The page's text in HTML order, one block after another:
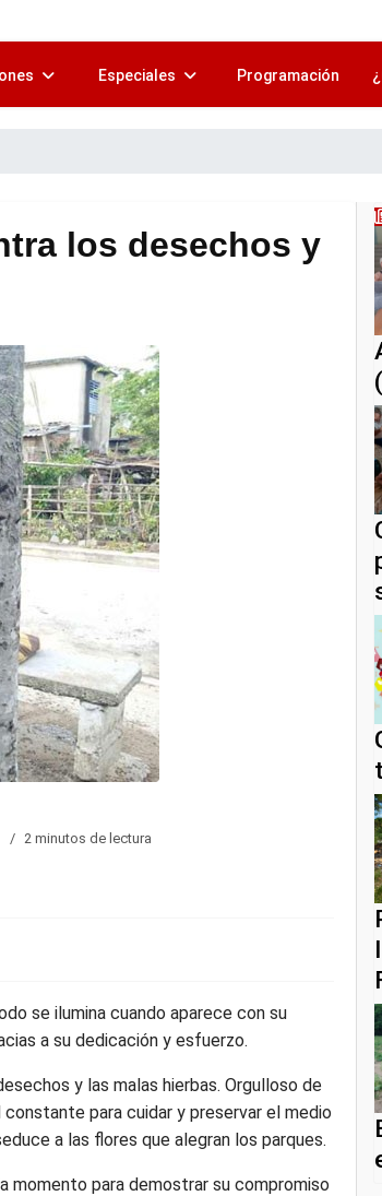
Especiales Programación
los desechos y
2 minutos de lectura
se ilumina cuando aparece con su
a su dedicación y esfuerzo.
y las malas hierbas. Orgulloso de
para cuidar y preservar el medio
a las flores que alegran los parques.
momento para demostrar su compromiso